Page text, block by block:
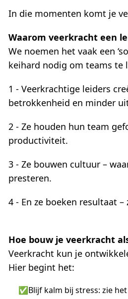
In die momenten komt je
Waarom veerkracht een
We noemen het vaak een
keihard nodig om teams te
1 - Veerkrachtige leiders
betrokkenheid en minder
2 - Ze houden hun team
productiviteit.
3 - Ze bouwen cultuur –
presteren.
4 - En ze boeken resultaat
Hoe bouw je veerkracht
Veerkracht kun je
Hier begint het:
✅Blijf kalm bij stress: zie